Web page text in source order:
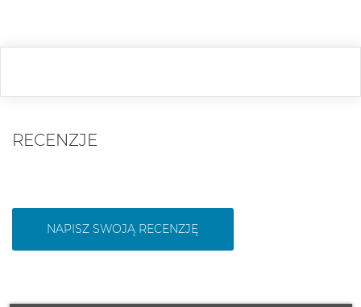
RECENZJE
NAPISZ SWOJĄ RECENZJĘ